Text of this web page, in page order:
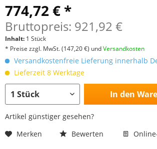
774,72 € *
Bruttopreis: 921,92 €
Inhalt: 1 Stück
* Preise zzgl. MwSt.(147,20 €) undVersandkosten
Versandkostenfreie Lieferung innerhalb
Lieferzeit 8 Werktage
In den
Artikel günstiger gesehen?
Merken
Bewerten